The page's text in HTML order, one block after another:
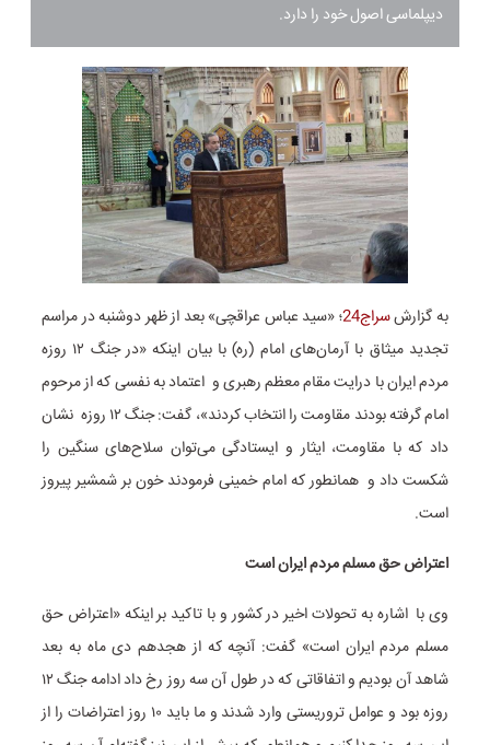
دیپلماسی اصول خود را دارد.
به گزارشسراج24
؛ «سید عباس عراقچی» بعد از ظهر دوشنبه در مراسم
تجدید میثاق با آرمان‌های امام (ره) با بیان اینکه «در جنگ ۱۲ روزه
مردم ایران با درایت مقام معظم رهبری و اعتماد به نفسی که از مرحوم
امام گرفته بودند مقاومت را انتخاب کردند»، گفت: جنگ ۱۲ روزه نشان
داد که با مقاومت، ایثار و ایستادگی می‌توان سلاح‌های سنگین را
شکست داد و همانطور که امام خمینی فرمودند خون بر شمشیر پیروز
است.
اعتراض حق مسلم مردم ایران است
وی با اشاره به تحولات اخیر در کشور و با تاکید بر اینکه «اعتراض حق
مسلم مردم ایران است» گفت: آنچه که از هجدهم دی ماه به بعد
شاهد آن بودیم و اتفاقاتی که در طول آن سه روز رخ داد ادامه جنگ ۱۲
روزه بود و عوامل تروریستی وارد شدند و ما باید ۱۰ روز اعتراضات را از